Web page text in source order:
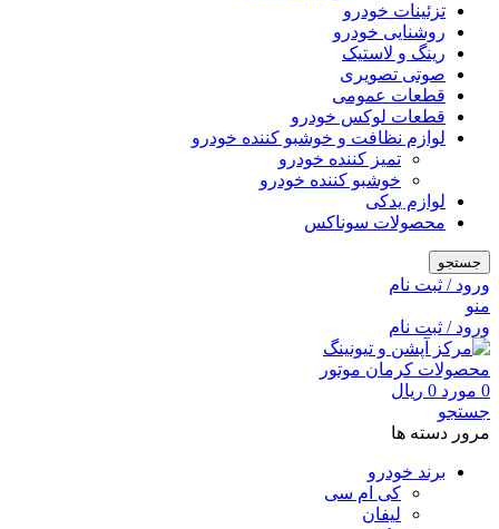
تزئینات خودرو
روشنایی خودرو
رینگ و لاستیک
صوتی تصویری
قطعات عمومی
قطعات لوکس خودرو
لوازم نظافت و خوشبو کننده خودرو
تمیز کننده خودرو
خوشبو کننده خودرو
لوازم یدکی
محصولات سوناکس
جستجو
ورود / ثبت نام
منو
ورود / ثبت نام
0 مورد 0 ریال
جستجو
مرور دسته ها
برند خودرو
کی ام سی
لیفان